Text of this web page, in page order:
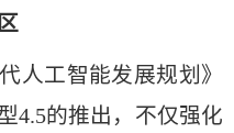
工智能发展规划》
4.5的推出，不仅强化